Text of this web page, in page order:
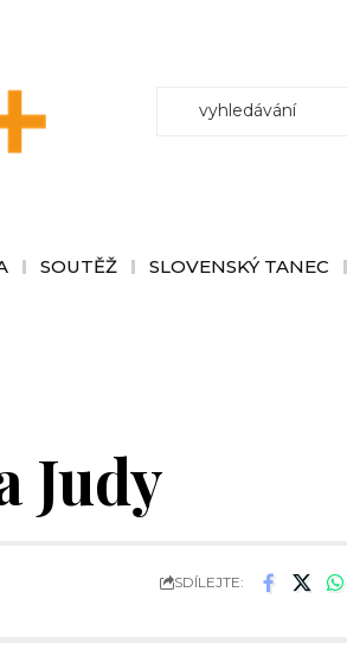
SOUTĚŽ SLOVENSKÝ TANEC
Judy
SDÍLEJTE: